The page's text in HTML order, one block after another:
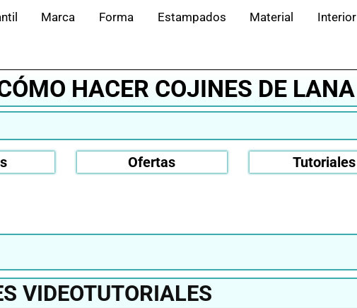
Marca Forma Estampados Material Interior
HACER COJINES DE LANA
Ofertas Tutoriales
VIDEOTUTORIALES